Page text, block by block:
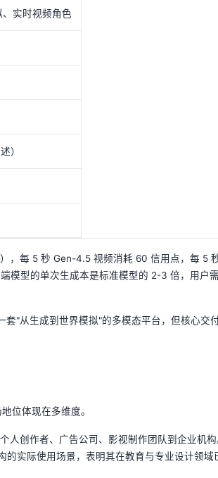
实时视频角色
）
，每 5 秒 Gen-4.5 视频消耗 60 信用点，每 5
模型的单次生成本是标准模型的 2-3 倍，用户
"从生成到世界模拟"的多模态平台，但核心交
位体现在多维度。
人创作者、广告公司、影视制作团队到企业机
实际使用场景，表明其在教育与专业设计领域